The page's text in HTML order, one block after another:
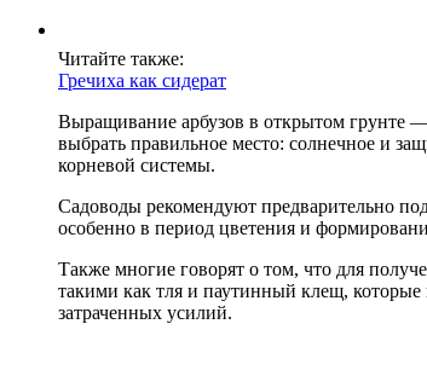
Читайте также:
Гречиха как сидерат
Выращивание арбузов в открытом грунте
выбрать правильное место: солнечное и
корневой системы.
Садоводы рекомендуют предварительно
особенно в период цветения и
Также многие говорят о том, что для
такими как тля и паутинный клещ, которые
затраченных усилий.